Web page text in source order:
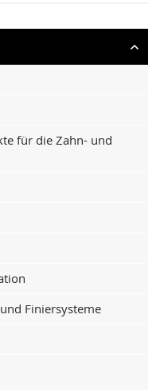
für die Zahn- und
Finiersysteme